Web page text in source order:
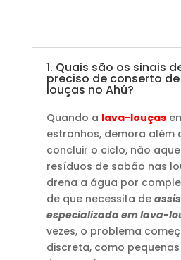
1. Quais são os sinais
preciso de conserto
louças no Ahú?
Quando a lava-louças
estranhos, demora além
concluir o ciclo, não
resíduos de sabão nas
drena a água por
de que necessita de
especializada em lava-
vezes, o problema
discreta, como